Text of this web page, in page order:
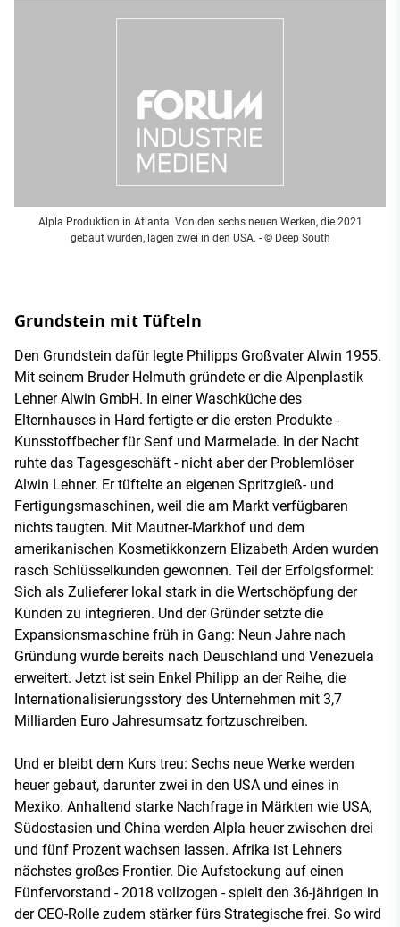
Alpla Produktion in Atlanta. Von den sechs neuen Werken, die 2021
gebaut wurden, lagen zwei in den USA. - © Deep South
Grundstein mit Tüfteln
Den Grundstein dafür legte Philipps Großvater Alwin 1955.
Mit seinem Bruder Helmuth gründete er die Alpenplastik
Lehner Alwin GmbH. In einer Waschküche des
Elternhauses in Hard fertigte er die ersten Produkte -
Kunsstoffbecher für Senf und Marmelade. In der Nacht
ruhte das Tagesgeschäft - nicht aber der Problemlöser
Alwin Lehner. Er tüftelte an eigenen Spritzgieß- und
Fertigungsmaschinen, weil die am Markt verfügbaren
nichts taugten. Mit Mautner-Markhof und dem
amerikanischen Kosmetikkonzern Elizabeth Arden wurden
rasch Schlüsselkunden gewonnen. Teil der Erfolgsformel:
Sich als Zulieferer lokal stark in die Wertschöpfung der
Kunden zu integrieren. Und der Gründer setzte die
Expansionsmaschine früh in Gang: Neun Jahre nach
Gründung wurde bereits nach Deuschland und Venezuela
erweitert. Jetzt ist sein Enkel Philipp an der Reihe, die
Internationalisierungsstory des Unternehmen mit 3,7
Milliarden Euro Jahresumsatz fortzuschreiben.
Und er bleibt dem Kurs treu: Sechs neue Werke werden
heuer gebaut, darunter zwei in den USA und eines in
Mexiko. Anhaltend starke Nachfrage in Märkten wie USA,
Südostasien und China werden Alpla heuer zwischen drei
und fünf Prozent wachsen lassen. Afrika ist Lehners
nächstes großes Frontier. Die Aufstockung auf einen
Fünfervorstand - 2018 vollzogen - spielt den 36-jährigen in
der CEO-Rolle zudem stärker fürs Strategische frei. So wird